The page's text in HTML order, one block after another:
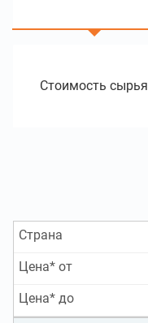
Стоимость сырья
Страна
Цена* от
Цена* до